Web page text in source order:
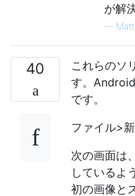
が解
—
40
これらのソ
す。
です。
ファイル>
次の画面は
しているよ
初の画像と